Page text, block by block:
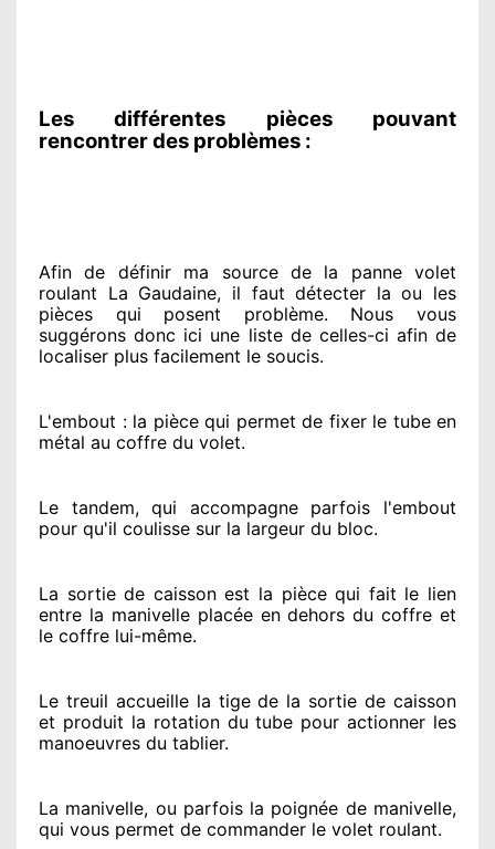
Les différentes pièces pouvant
rencontrer des problèmes :
Afin de définir ma sourcede la panne volet
roulant La Gaudaine, il faut détecter la ou les
pièces qui posent problème. Nous vous
suggérons donc ici une liste de celles-ci afin de
localiser plus facilement le soucis.
L'embout : la pièce qui permet de fixer le tube en
métal au coffre du volet.
Le tandem, qui accompagne parfois l'embout
pour qu'il coulisse sur la largeur du bloc.
La sortie de caisson est la pièce qui fait le lien
entre la manivelle placéeen dehors du coffre et
le coffre lui-même.
Le treuil accueille la tige de la sortie de caisson
et produit la rotation du tube pour actionner les
manoeuvres du tablier.
La manivelle, ou parfois la poignée de manivelle,
qui vous permet de commander le volet roulant.